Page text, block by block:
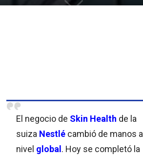
El negocio de Skin Health de la
suiza Nestlé cambió de manos a
nivel global. Hoy se completó la